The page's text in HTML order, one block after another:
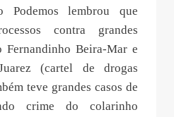
Podemos lembrou que
contra grandes
Fernandinho Beira-Mar e
(cartel de drogas
teve grandes casos de
crime do colarinho